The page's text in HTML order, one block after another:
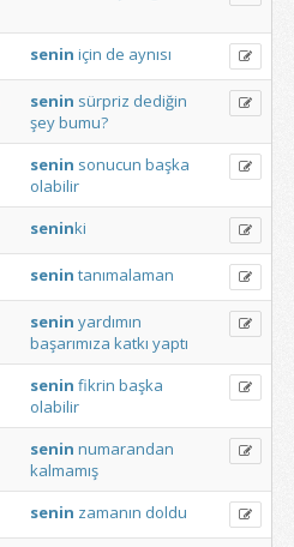
senin için de aynısı
senin sürpriz dediğin
şeybumu?
senin sonucun başka
olabilir
seninki
senin tanımalaman
senin yardımın
başarımıza katkı yaptı
senin fikrin başka
olabilir
senin numarandan
kalmamış
senin zamanın doldu